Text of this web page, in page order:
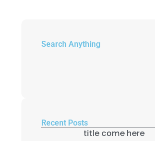
Search Anything
Recent Posts
title come here